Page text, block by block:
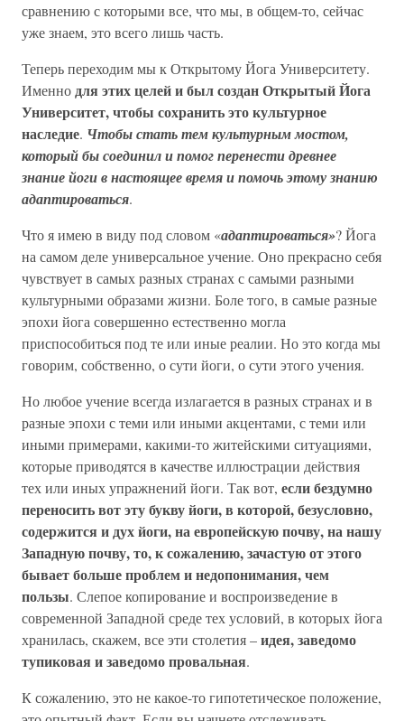
сравнению с которыми все, что мы, в общем-то, сейчас
уже знаем, это всего лишь часть.
Теперь переходим мы к Открытому Йога Университету.
Именнодля этих целей и был создан Открытый Йога
Университет, чтобы сохранить это культурное
наследие. Чтобы стать тем культурным мостом,
который бы соединил и помог перенести древнее
знание йоги в настоящее время и помочь этому знанию
адаптироваться.
Что я имею в виду под словом «адаптироваться»? Йога
на самом деле универсальное учение. Оно прекрасно себя
чувствует в самых разных странах с самыми разными
культурными образами жизни. Боле того, в самые разные
эпохи йога совершенно естественно могла
приспособиться под те или иные реалии. Но это когда мы
говорим, собственно, о сути йоги, о сути этого учения.
Но любое учение всегда излагается в разных странах и в
разные эпохи с теми или иными акцентами, с теми или
иными примерами, какими-то житейскими ситуациями,
которые приводятся в качестве иллюстрации действия
тех или иных упражнений йоги. Так вот, если бездумно
переносить вот эту букву йоги, в которой, безусловно,
содержится и дух йоги, на европейскую почву, на нашу
Западную почву, то, к сожалению, зачастую от этого
бывает больше проблем и недопонимания, чем
пользы. Слепое копирование и воспроизведение в
современной Западной среде тех условий, в которых йога
хранилась, скажем, все эти столетия –идея, заведомо
тупиковая и заведомо провальная.
К сожалению, это не какое-то гипотетическое положение,